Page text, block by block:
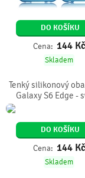
DO KOŠÍKU
Cena: 144 Kč
Skladem
Tenký silikonový
Galaxy S6 Edge -
DO KOŠÍKU
Cena: 144 Kč
Skladem